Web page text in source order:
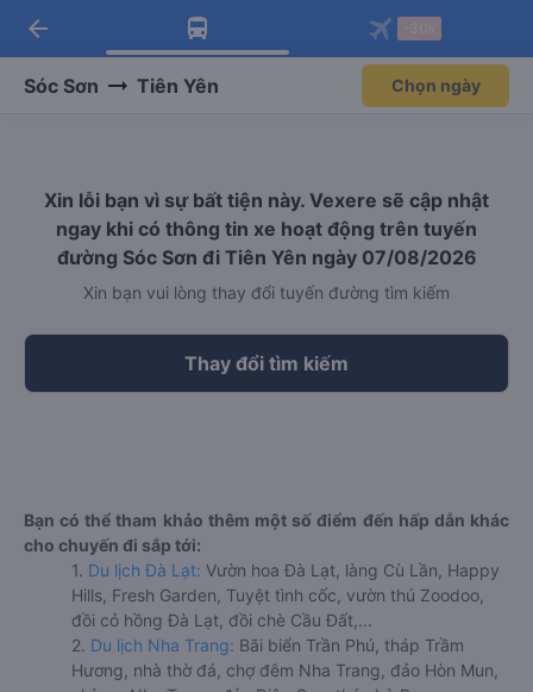
Tải app Vexere ngay!
Nhận ưu đãi thành viên độc
Mở app
Tải app Vexere
-30k/ghế khi đặt vé máy bay qua
Mở app
arrow_back
Sóc Sơn Tiên Yên Chọn ngày
Xin lỗi bạn vì sự bất tiện này. Vexere sẽ cập nhật
ngay khi có thông tin xe hoạt động trên tuyến
đường Sóc Sơn đi Tiên Yên ngày 07/08/2026
Xin bạn vui lòng thay đổi tuyến đường tìm kiếm
Thay đổi tìm kiếm
Bạn có thể tham khảo thêm một số điểm đến hấp dẫn khác
cho chuyến đi sắp tới:
1. Du lịch Đà Lạt: Vườn hoa Đà Lạt, làng Cù Lần, Happy
Hills, Fresh Garden, Tuyệt tình cốc, vườn thú Zoodoo,
đồi cỏ hồng Đà Lạt, đồi chè Cầu Đất,...
2. Du lịch Nha Trang: Bãi biển Trần Phú, tháp Trầm
Hương, nhà thờ đá, chợ đêm Nha Trang, đảo Hòn Mun,